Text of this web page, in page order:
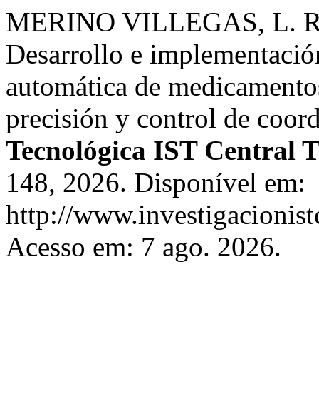
MERINO VILLEGAS, L.
Desarrollo e
automática de
precisión y control de
Tecnológica IST Central
148, 2026. Disponível em:
http://
Acesso em: 7 ago. 2026.